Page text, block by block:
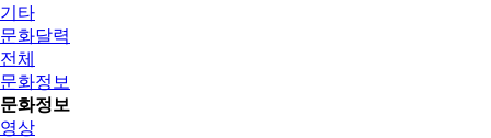
기타
문화달력
전체
문화정보
문화정보
영상